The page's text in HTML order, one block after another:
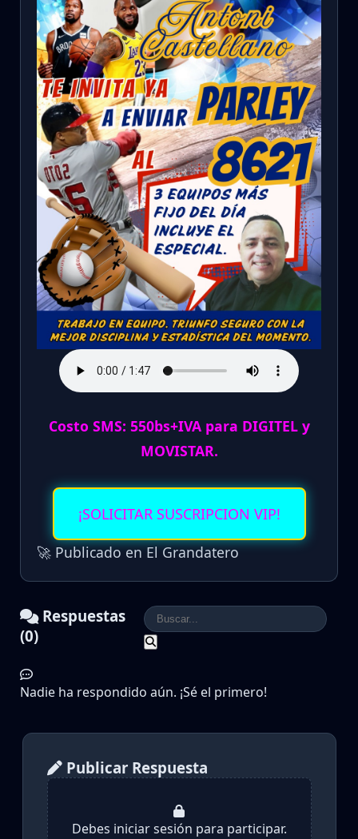
Costo SMS: 550bs+IVA para DIGITEL y
MOVISTAR.
¡SOLICITAR SUSCRIPCION VIP!
🚀 Publicado en El Grandatero
Respuestas
(0)
Nadie ha respondido aún. ¡Sé el primero!
Publicar Respuesta
Debes iniciar sesión para participar.